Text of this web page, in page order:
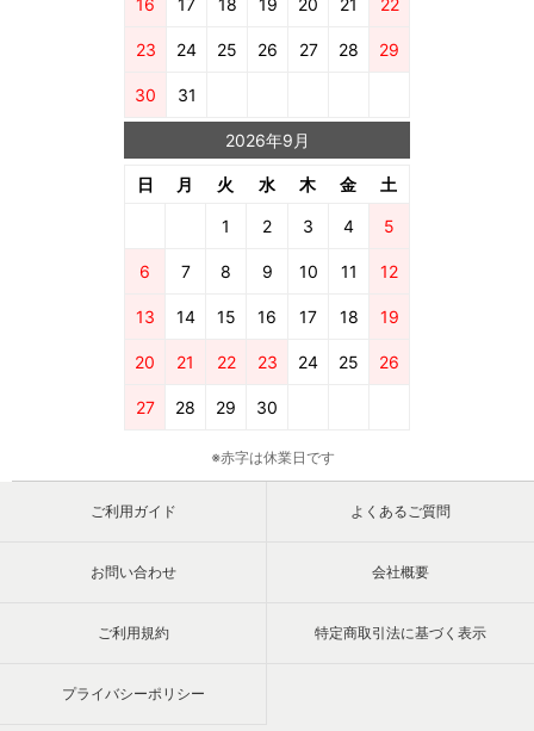
16 17 18 19 20 21 22
23 24 25 26 27 28 29
30 31
2026年9月
日 月 火 水 木 金 土
1 2 3 4 5
6 7 8 9 10 11 12
13 14 15 16 17 18 19
20 21 22 23 24 25 26
27 28 29 30
※赤字は休業日です
ご利用ガイド よくあるご質問
お問い合わせ 会社概要
ご利用規約 特定商取引法に基づく表示
プライバシーポリシー